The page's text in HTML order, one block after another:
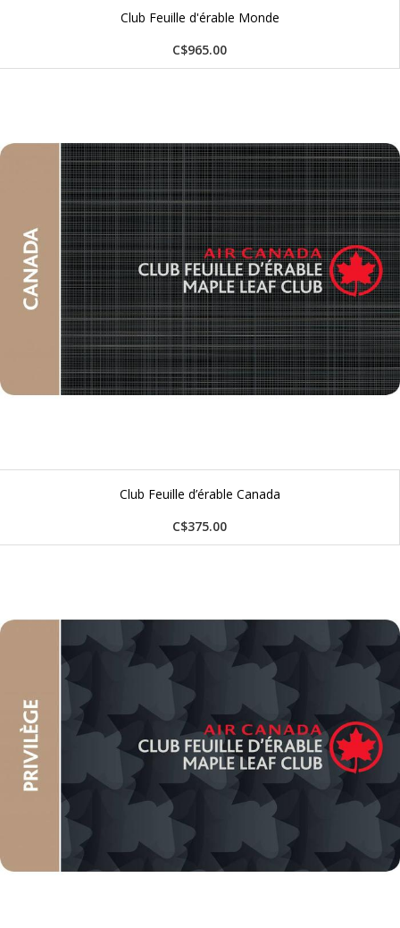
Club Feuille d'érable Monde
C$965.00
Club Feuille d’érable Canada
C$375.00